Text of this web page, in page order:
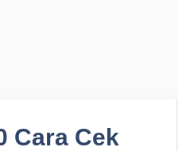
Cara Cek